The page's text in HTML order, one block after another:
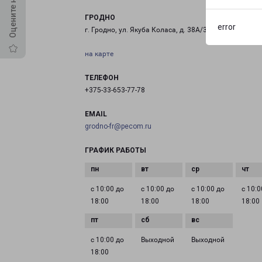
error
ГРОДНО
г. Гродно, ул. Якуба Коласа, д. 38А/3
на карте
ТЕЛЕФОН
+375-33-653-77-78
EMAIL
grodno-fr@pecom.ru
ГРАФИК РАБОТЫ
с 10:00 до
18:00
с 10:00 до
18:00
с 10:00 до
18:00
с
18:00
с 10:00 до
18:00
Выходной Выходной